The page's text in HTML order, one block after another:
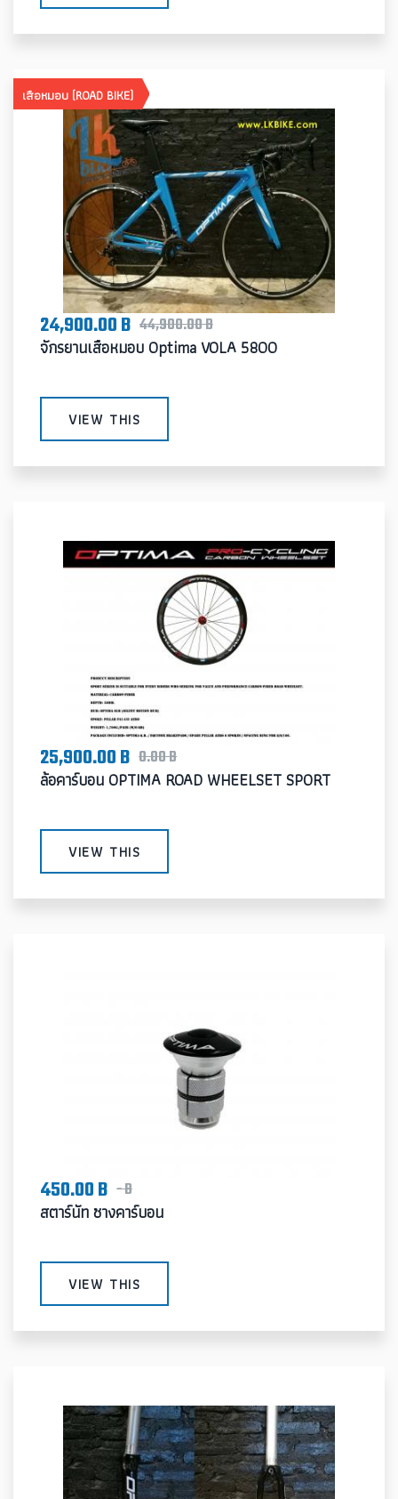
เสือหมอบ (ROAD BIKE)
24,900.00 B 44,900.00 B
จักรยานเสือหมอบ Optima VOLA 5800
VIEW THIS
25,900.00 B 0.00 B
ล้อคาร์บอน OPTIMA ROAD WHEELSET SPORT
VIEW THIS
450.00 B - B
สตาร์นัท ซางคาร์บอน
VIEW THIS